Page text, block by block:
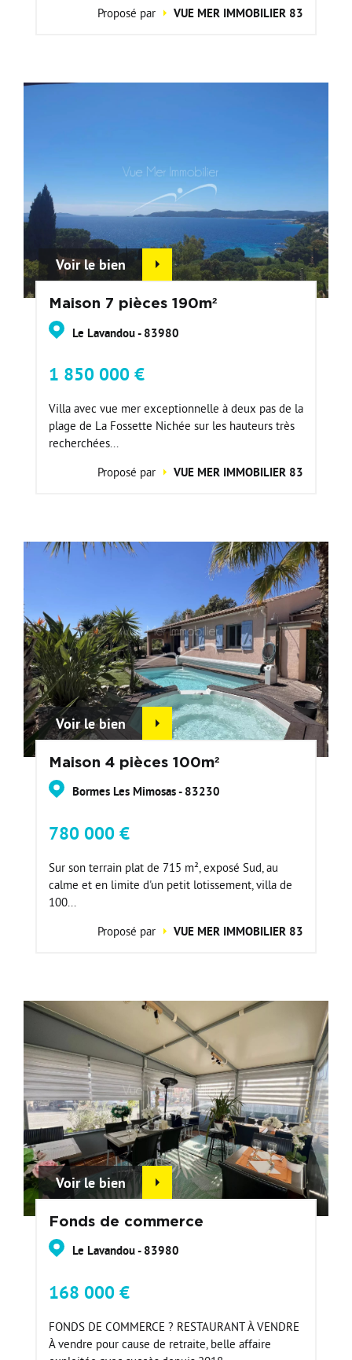
Proposé par VUE MER IMMOBILIER 83
Voir le bien
Maison 7 pièces 190m²
Le Lavandou - 83980
1 850 000 €
Villa avec vue mer exceptionnelle à deux pas de la
plage de La Fossette Nichée sur les hauteurs très
recherchées...
Proposé par
VUE MER IMMOBILIER 83
Voir le bien
Maison 4 pièces 100m²
Bormes Les Mimosas - 83230
780 000 €
Sur son terrain plat de 715 m², exposé Sud, au
calme et en limite d'un petit lotissement, villa de
100...
Proposé par
VUE MER IMMOBILIER 83
Voir le bien
Fonds de commerce
Le Lavandou - 83980
168 000 €
FONDS DE COMMERCE ? RESTAURANT À VENDRE
À vendre pour cause de retraite, belle affaire